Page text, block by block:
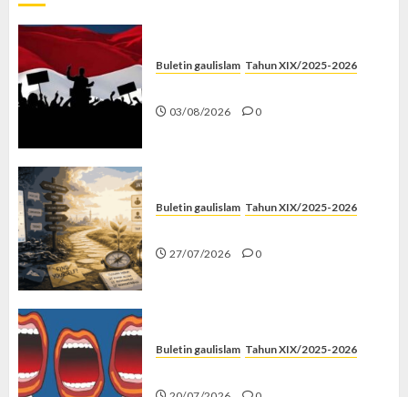
Buletin gaulislam Tahun XIX/2025-2026
03/08/2026 0
Buletin gaulislam Tahun XIX/2025-2026
27/07/2026 0
Buletin gaulislam Tahun XIX/2025-2026